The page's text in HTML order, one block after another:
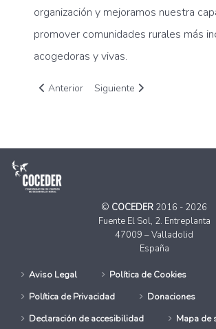
organización y mejoramos nuestra
promover comunidades rurales más
acogedoras y vivas.
Artículo anterior: Ya disponible el
Anterior Artículo siguiente: Inicia
Siguiente
© COCEDER 2016 - 2026
Fuente El Sol, 2. Entreplanta
47009 – Valladolid
España
Aviso Legal
Política de Cookies
Política de Privacidad
Donaciones
Declaración de accesibilidad
Mapa de